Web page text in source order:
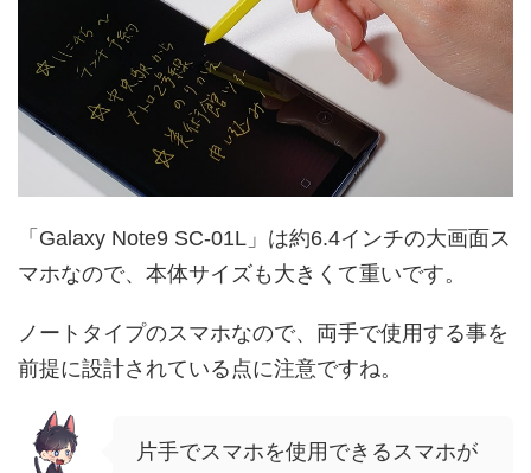
「Galaxy Note9 SC-01L」は約6.4インチの大画面ス
マホなので、本体サイズも大きくて重いです。
ノートタイプのスマホなので、両手で使用する事を
前提に設計されている点に注意ですね。
片手でスマホを使用できるスマホが